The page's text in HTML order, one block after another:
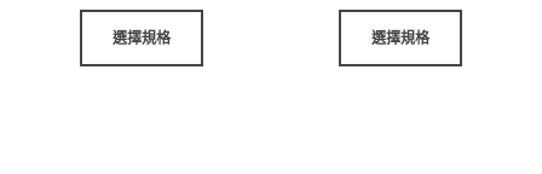
選擇規格 選擇規格